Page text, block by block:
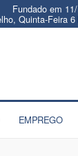
Fundado em
Quinta-Feira
EMPREGO